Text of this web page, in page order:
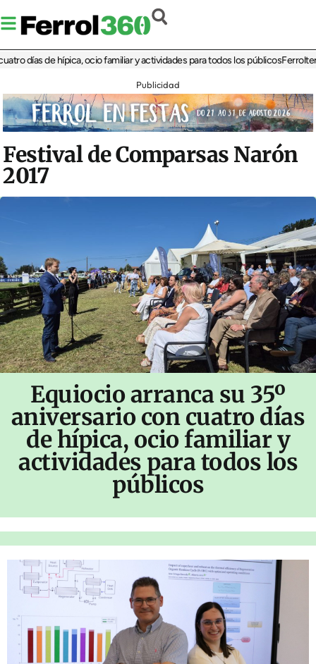
de hípica, ocio familiar y actividades para todos los públicosFerrolterra
Publicidad
Festival de Comparsas Narón
2017
Equiocio arranca su 35º
aniversario con cuatro días
de hípica, ocio familiar y
actividades para todos los
públicos